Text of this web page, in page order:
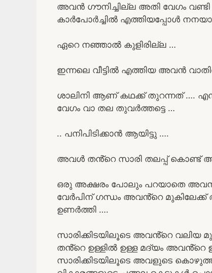
അവൻ ഗൗനിച്ചില്ല അതി വേഗം വണ്ടി
കാർപോർച്ചിൽ എത്തിയപ്പോൾ
ഏറെ നഞ്ഞാൽ കുളിരില്ല …
ഇന്നലെ വീട്ടിൽ എത്തിയ അവൻ
ശാലിനി ആണ് കഥക്ക് തുറന്നത് ….
വേഗം വാ തല തുവർത്തട്ടെ …
.. പനിപിടിക്കാൻ ആയിട്ടു ….
അവൾ തൻ്റെ സാരി തലപ്പ് കൊണ്ട്
ഒരു അക്ഷരം പോലും പറയാതെ
വേർപിന് ഗന്ധം അവൻ്റെ
ഉണർത്തി ….
സാരിക്കിടയിലൂടെ അവൻ്റെ വലിയ
തൻ്റെ ഉള്ളിൽ ഉള്ള മദ്യം അവൻ്റെ
സാരിക്കിടയിലൂടെ അവളുടെ